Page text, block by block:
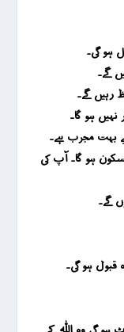
ہو گی۔
گے۔
گے۔
ہو گا۔
بہت مجرب ہے۔
ہو گا۔ آپ کی
گے۔
قبول ہو گی۔